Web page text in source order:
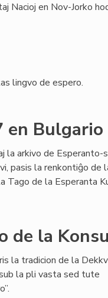
Nacioj en Nov-Jorko
lingvo de espero.
en Bulgario
la arkivo de Esperanto-
pasis la renkontiĝo de
Tago de la Esperanta
de la
la tradicion de la
la pli vasta sed tute